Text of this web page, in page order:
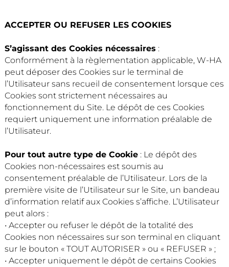
ACCEPTER OU REFUSER LES COOKIES
S’agissant des Cookies nécessaires :
Conformément à la règlementation applicable, W-HA
peut déposer des Cookies sur le terminal de
l’Utilisateur sans recueil de consentement lorsque ces
Cookies sont strictement nécessaires au
fonctionnement du Site. Le dépôt de ces Cookies
requiert uniquement une information préalable de
l’Utilisateur.
Pour tout autre type de Cookie: Le dépôt des
Cookies non-nécessaires est soumis au
consentement préalable de l’Utilisateur. Lors de la
première visite de l’Utilisateur sur le Site, un bandeau
d’information relatif aux Cookies s’affiche. L’Utilisateur
peut alors :
• Accepter ou refuser le dépôt de la totalité des
Cookies non nécessaires sur son terminal en cliquant
sur le bouton « TOUT AUTORISER » ou « REFUSER » ;
• Accepter uniquement le dépôt de certains Cookies